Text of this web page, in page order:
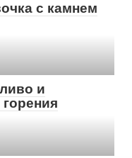
с камнем
и